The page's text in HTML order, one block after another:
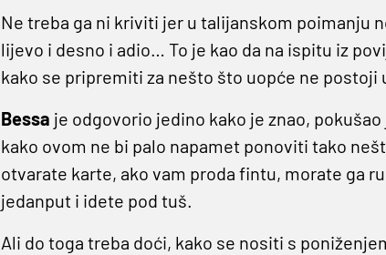
Ne treba ga ni kriviti jer u talijanskom poimanju
lijevo i desno i adio… To je kao da na ispitu iz
kako se pripremiti za nešto što uopće ne postoji
Bessa je odgovorio jedino kako je znao,
kako ovom ne bi palo napamet ponoviti tako
otvarate karte, ako vam proda fintu, morate ga
jedanput i idete pod tuš.
Ali do toga treba doći, kako se nositi s